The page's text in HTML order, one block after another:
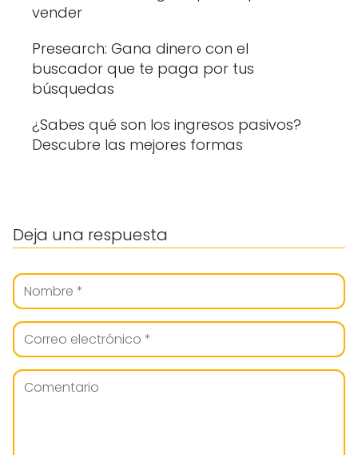
vender
Presearch: Gana dinero con el
buscador que te paga por tus
búsquedas
¿Sabes qué son los ingresos pasivos?
Descubre las mejores formas
Deja una respuesta